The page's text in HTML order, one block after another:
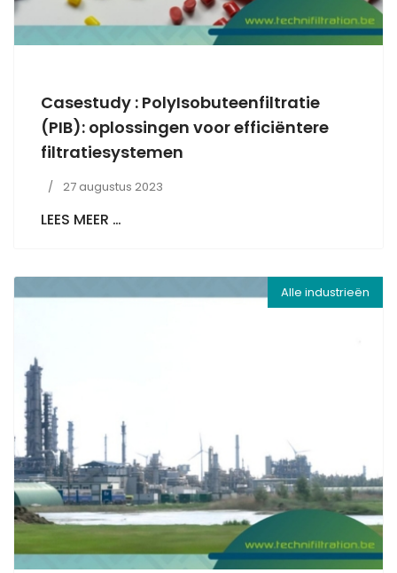
Casestudy : PolyIsobuteenfiltratie
(PIB): oplossingen voor efficiëntere
filtratiesystemen
27 augustus 2023
LEES MEER …
Alle industrieën